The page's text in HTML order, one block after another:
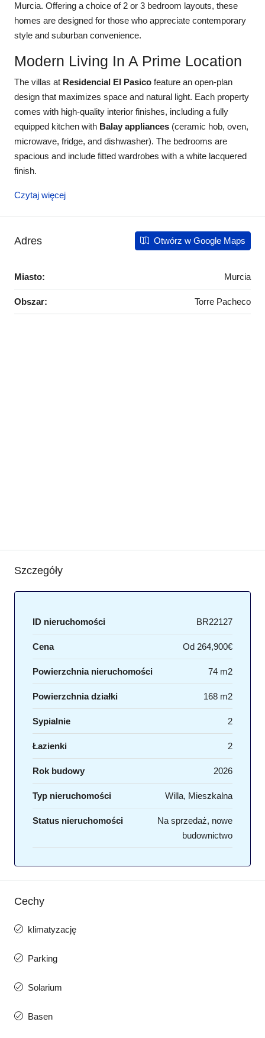
Murcia. Offering a choice of 2 or 3 bedroom layouts, these
homes are designed for those who appreciate contemporary
style and suburban convenience.
Modern Living In A Prime Location
The villas at Residencial El Pasico feature an open-plan
design that maximizes space and natural light. Each property
comes with high-quality interior finishes, including a fully
equipped kitchen with Balay appliances (ceramic hob, oven,
microwave, fridge, and dishwasher). The bedrooms are
spacious and include fitted wardrobes with a white lacquered
finish.
Czytaj więcej
Adres Otwórz w Google Maps
Miasto: Murcia
Obszar: Torre Pacheco
Szczegóły
ID nieruchomości BR22127
Cena Od 264,900€
Powierzchnia nieruchomości 74 m2
Powierzchnia działki 168 m2
Sypialnie 2
Łazienki 2
Rok budowy 2026
Typ nieruchomości Willa, Mieszkalna
Status nieruchomości
Na sprzedaż, nowe
budownictwo
Cechy
klimatyzację
Parking
Solarium
Basen